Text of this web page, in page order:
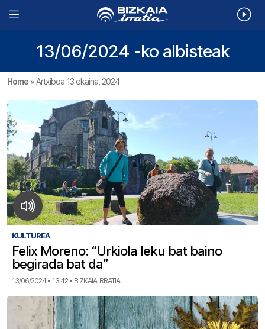
13/06/2024 -ko albisteak
Home »Artxiboa 13 ekaina, 2024
KULTUREA
Felix Moreno: “Urkiola leku bat baino
begirada bat da”
13/06/2024 • 13:42 • BIZKAIA IRRATIA